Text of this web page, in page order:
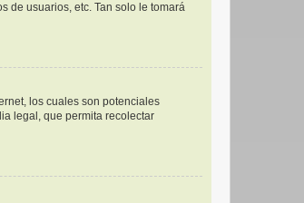
de usuarios, etc. Tan solo le tomará
los cuales son potenciales
legal, que permita recolectar